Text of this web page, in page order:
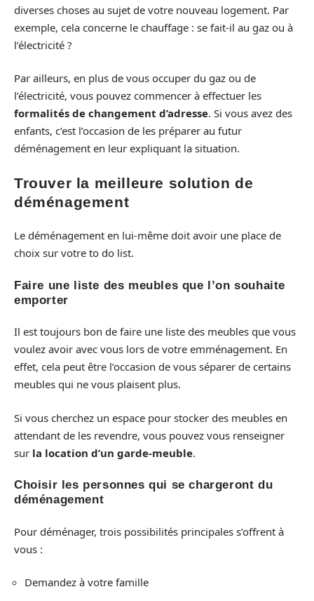
diverses choses au sujet de votre nouveau logement. Par
exemple, cela concerne le chauffage : se fait-il au gaz ou à
l’électricité ?
Par ailleurs, en plus de vous occuper du gaz ou de
l’électricité, vous pouvez commencer à effectuer les
formalités de changement d’adresse. Si vous avez des
enfants, c’est l’occasion de les préparer au futur
déménagement en leur expliquant la situation.
Trouver la meilleure solution de
déménagement
Le déménagement en lui-même doit avoir une place de
choix sur votre to do list.
Faire une liste des meubles que l’on souhaite
emporter
Il est toujours bon de faire une liste des meubles que vous
voulez avoir avec vous lors de votre emménagement. En
effet, cela peut être l’occasion de vous séparer de certains
meubles qui ne vous plaisent plus.
Si vous cherchez un espace pour stocker des meubles en
attendant de les revendre, vous pouvez vous renseigner
sur la location d’un garde-meuble.
Choisir les personnes qui se chargeront du
déménagement
Pour déménager, trois possibilités principales s’offrent à
vous :
Demandez à votre famille